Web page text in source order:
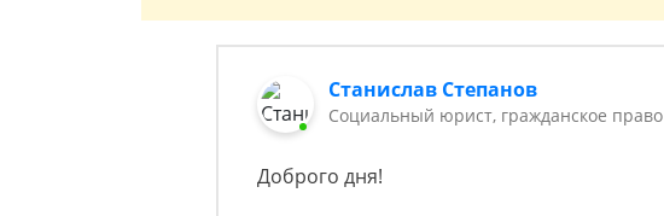
Станислав Степанов
Социальный юрист, гражданское право
Доброго дня!